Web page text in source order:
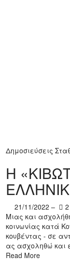
Δημοσιεύσεις
Η
21/11/2022 –
Μιας και
κοινωνίας κατά
κουβέντας - σε
ας ασχοληθώ και
Read More